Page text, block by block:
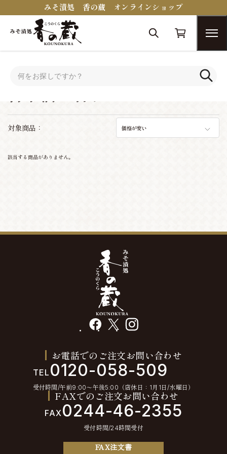
みそ漬処 香の蔵 オンラインショップ
対象商品： 価格が安い
該当する商品がありません。
facebook instagram
お電話でのご注文お問い合わせ
TEL 0120-058-509
受付時間/午前9:00〜午後5:00（店休日：1月1日/水曜日）
FAXでのご注文お問い合わせ
FAX0244-46-2355
受付時間/24時間受付
FAX注文書